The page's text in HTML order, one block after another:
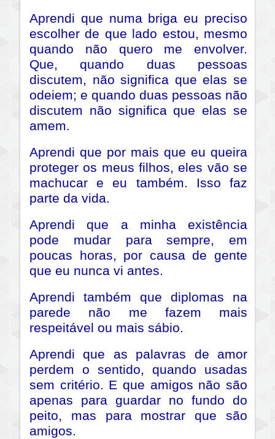
Aprendi que numa briga eu preciso
escolher de que lado estou, mesmo
quando não quero me envolver.
Que, quando duas pessoas
discutem, não significa que elas se
odeiem; e quando duas pessoas não
discutem não significa que elas se
amem.
Aprendi que por mais que eu queira
proteger os meus filhos, eles vão se
machucar e eu também. Isso faz
parte da vida.
Aprendi que a minha existência
pode mudar para sempre, em
poucas horas, por causa de gente
que eu nunca vi antes.
Aprendi também que diplomas na
parede não me fazem mais
respeitável ou mais sábio.
Aprendi que as palavras de amor
perdem o sentido, quando usadas
sem critério. E que amigos não são
apenas para guardar no fundo do
peito, mas para mostrar que são
amigos.